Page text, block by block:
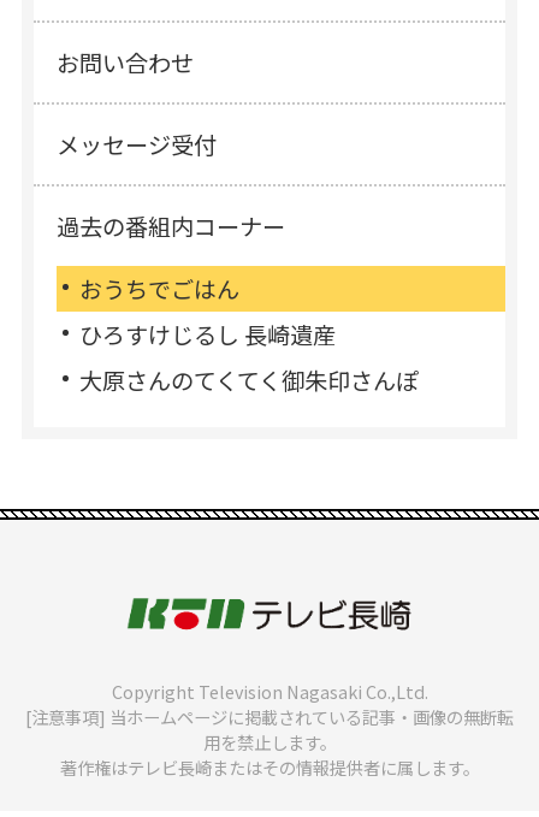
お問い合わせ
メッセージ受付
過去の番組内コーナー
おうちでごはん
ひろすけじるし 長崎遺産
大原さんのてくてく御朱印さんぽ
Copyright Television Nagasaki Co.,Ltd.
[注意事項] 当ホームページに掲載されている記事・画像の無断転
用を禁止します。
著作権はテレビ長崎またはその情報提供者に属します。